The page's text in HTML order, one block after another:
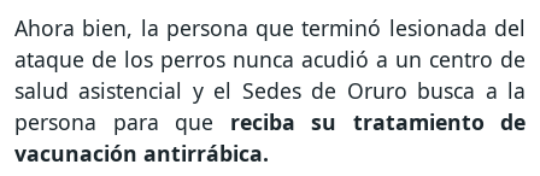
Ahora bien, la persona que terminó lesionada del
ataque de los perros nunca acudió a un centro de
salud asistencial y el Sedes de Oruro busca a la
persona para que reciba su tratamiento de
vacunación antirrábica.